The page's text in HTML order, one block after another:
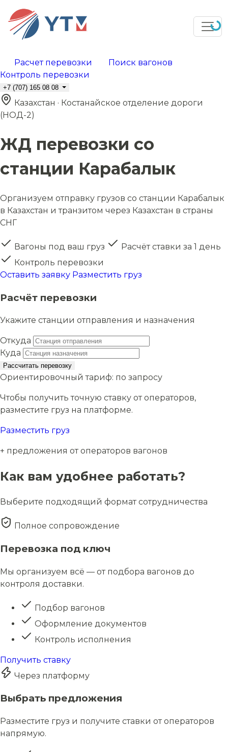
Расчет перевозки
Поиск вагонов
Контроль перевозки
+7 (707) 165 08 08
Казахстан · Костанайское отделение дороги
(НОД-2)
ЖД перевозки со
станции Карабалык
Организуем отправку грузов со станции Карабалык
в Казахстан и транзитом через Казахстан в страны
СНГ
Вагоны под ваш груз
Расчёт ставки за 1 день
Контроль перевозки
Оставить заявку Разместить груз
Расчёт перевозки
Укажите станции отправления и назначения
Откуда
Куда
Рассчитать перевозку
Ориентировочный тариф: по запросу
Чтобы получить точную ставку от операторов,
разместите груз на платформе.
Разместить груз
+ предложения от операторов вагонов
Как вам удобнее работать?
Выберите подходящий формат сотрудничества
Полное сопровождение
Перевозка под ключ
Мы организуем всё — от подбора вагонов до
контроля доставки.
Подбор вагонов
Оформление документов
Контроль исполнения
Получить ставку
Через платформу
Выбрать предложения
Разместите груз и получите ставки от операторов
напрямую.